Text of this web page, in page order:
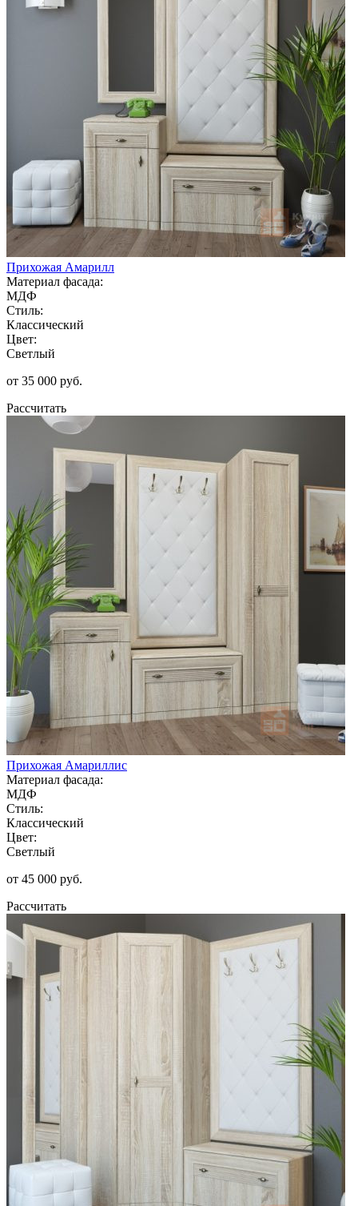
Прихожая Амарилл
Материал фасада:
МДФ
Стиль:
Классический
Цвет:
Светлый
от 35 000 руб.
Рассчитать
Прихожая Амариллис
Материал фасада:
МДФ
Стиль:
Классический
Цвет:
Светлый
от 45 000 руб.
Рассчитать